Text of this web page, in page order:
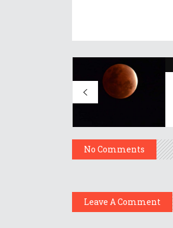
No Comments
Leave A Comment